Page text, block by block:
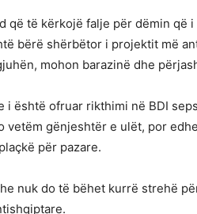
që të kërkojë falje për dëmin
bërë shërbëtor i projektit më
mohon barazinë dhe
i është ofruar rikthimi në BDI
vetëm gënjeshtër e ulët, por
për pazare.
nuk do të bëhet kurrë strehë